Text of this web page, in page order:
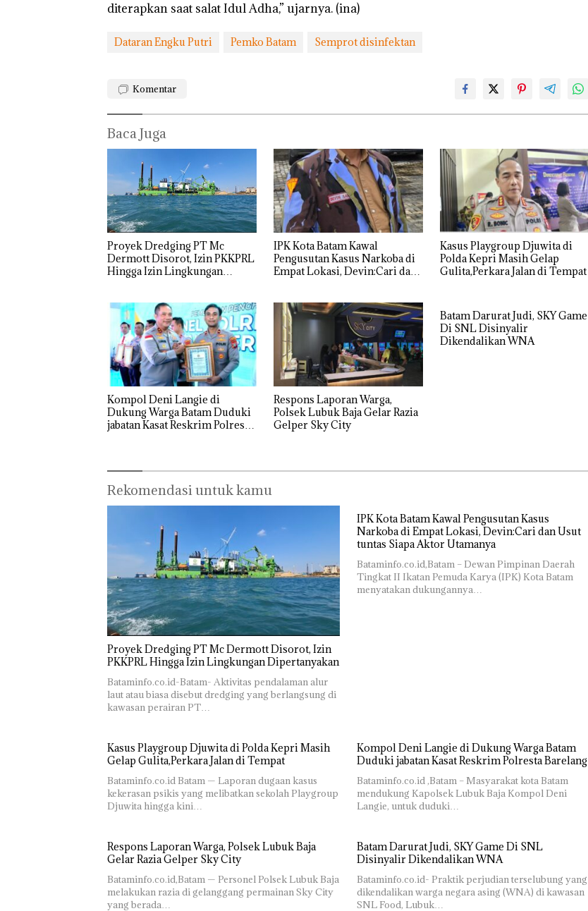
diterapkan saat salat Idul Adha,” ujarnya. (ina)
Dataran Engku Putri Pemko Batam Semprot disinfektan
Komentar
Baca Juga
Proyek Dredging PT Mc
Dermott Disorot, Izin PKKPRL
Hingga Izin Lingkungan
IPK Kota Batam Kawal
Pengusutan Kasus Narkoba di
Empat Lokasi, Devin:Cari dan
Kasus Playgroup Djuwita di
Polda Kepri Masih Gelap
Gulita,Perkara Jalan di Tempat
Kompol Deni Langie di
Dukung Warga Batam Duduki
jabatan Kasat Reskrim Polresta
Respons Laporan Warga,
Polsek Lubuk Baja Gelar Razia
Gelper Sky City
Batam Darurat Judi, SKY Game
Di SNL Disinyalir
Dikendalikan WNA
Rekomendasi untuk kamu
Proyek Dredging PT Mc Dermott Disorot, Izin
PKKPRL Hingga Izin Lingkungan Dipertanyakan
Bataminfo.co.id-Batam- Aktivitas pendalaman alur
laut atau biasa disebut dredging yang berlangsung di
kawasan perairan PT…
IPK Kota Batam Kawal Pengusutan Kasus
Narkoba di Empat Lokasi, Devin:Cari dan Usut
tuntas Siapa Aktor Utamanya
Bataminfo.co.id,Batam – Dewan Pimpinan Daerah
Tingkat II Ikatan Pemuda Karya (IPK) Kota Batam
menyatakan dukungannya…
Kasus Playgroup Djuwita di Polda Kepri Masih
Gelap Gulita,Perkara Jalan di Tempat
Bataminfo.co.id Batam — Laporan dugaan kasus
kekerasan psikis yang melibatkan sekolah Playgroup
Djuwita hingga kini…
Kompol Deni Langie di Dukung Warga Batam
Duduki jabatan Kasat Reskrim Polresta Barelang
Bataminfo.co.id ,Batam – Masyarakat kota Batam
mendukung Kapolsek Lubuk Baja Kompol Deni
Langie, untuk duduki…
Respons Laporan Warga, Polsek Lubuk Baja
Gelar Razia Gelper Sky City
Bataminfo.co.id,Batam — Personel Polsek Lubuk Baja
melakukan razia di gelanggang permainan Sky City
yang berada…
Batam Darurat Judi, SKY Game Di SNL
Disinyalir Dikendalikan WNA
Bataminfo.co.id- Praktik perjudian terselubung yang
dikendalikan warga negara asing (WNA) di kawasan
SNL Food, Lubuk…